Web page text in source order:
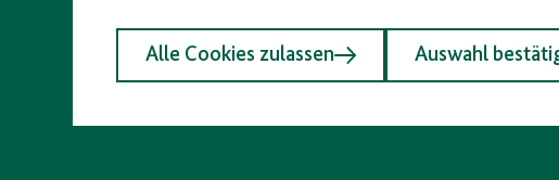
Alle Cookies zulassen Auswahl